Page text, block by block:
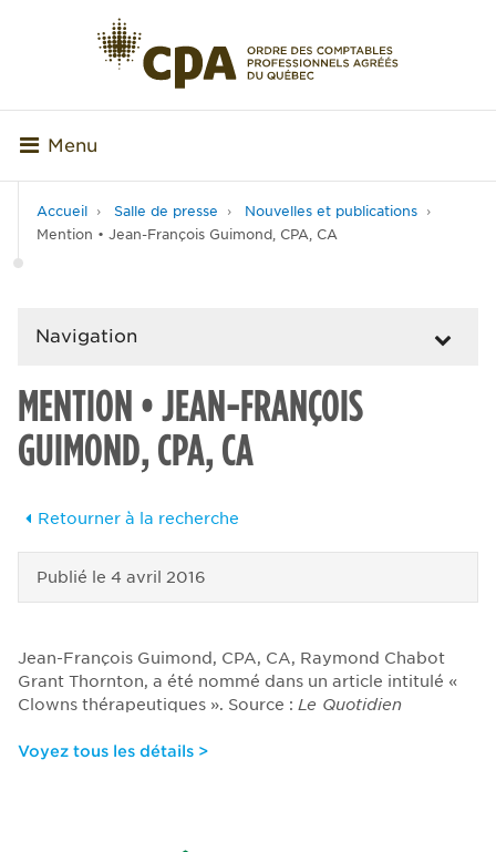
Menu
Accueil Salle de presse
Nouvelles et publications
Mention • Jean-François Guimond, CPA, CA
Navigation
MENTION • JEAN-FRANÇOIS
GUIMOND, CPA, CA
Retourner à la recherche
Publié le 4 avril 2016
Jean-François Guimond, CPA, CA, Raymond Chabot
Grant Thornton, a été nommé dans un article intitulé «
Clowns thérapeutiques ». Source : Le Quotidien
Voyez tous les détails >